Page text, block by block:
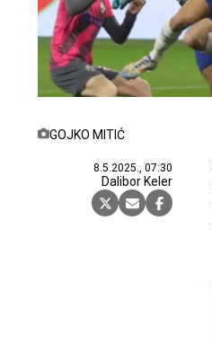
GOJKO MITIĆ
8.5.2025., 07:30
Dalibor Keler